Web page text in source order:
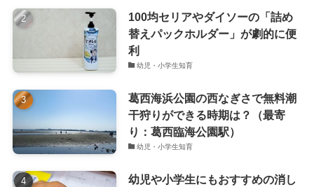
100均セリアやダイソーの「詰め
替えパックホルダー」が劇的に便
利
幼児・小学生知育
葛西海浜公園の西なぎさで無料潮
干狩りができる時期は？（最寄
り：葛西臨海公園駅）
幼児・小学生知育
幼児や小学生にもおすすめの消し